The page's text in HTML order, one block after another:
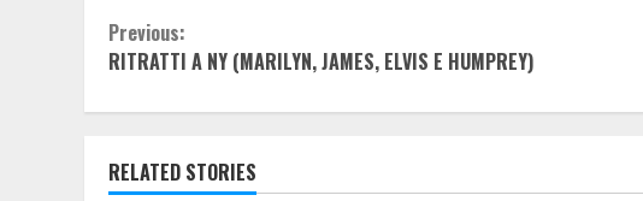
Continue
Reading
Previous:
RITRATTI A NY (MARILYN, JAMES, ELVIS E HUMPREY)
RELATED STORIES